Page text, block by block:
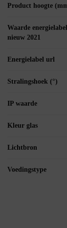
Product hoogte
Waarde energielabel
nieuw 2021
Energielabel url
Stralingshoek (°)
IP waarde
Kleur glas
Lichtbron
Voedingstype